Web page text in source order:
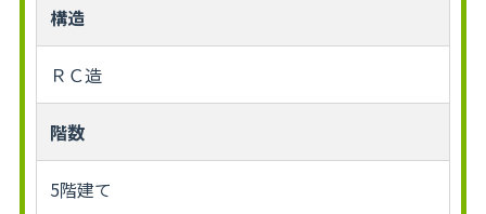
構造
ＲＣ造
階数
5階建て